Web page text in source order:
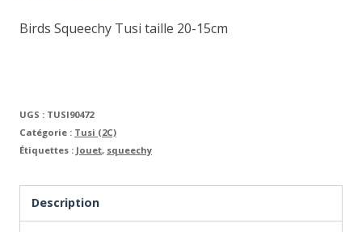
Birds Squeechy Tusi taille 20-15cm
UGS : TUSI90472
Catégorie : Tusi (2C)
Étiquettes : Jouet, squeechy
Description